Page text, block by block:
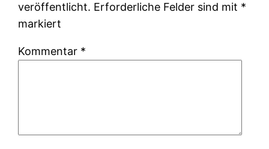
veröffentlicht. Erforderliche Felder sind mit *
markiert
Kommentar *